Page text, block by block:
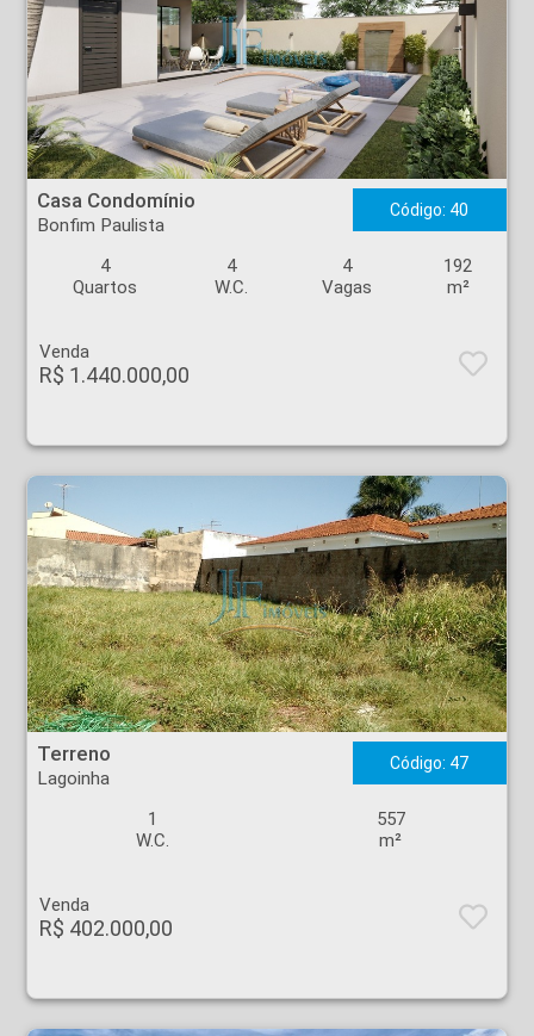
Casa Condomínio - Bonfim Paulista - Ribeirão Preto
Casa Condomínio
Bonfim Paulista
Código: 40
4
Quartos
4
W.C.
4
Vagas
192
m²
Venda
R$ 1.440.000,00
Terreno - Lagoinha - Ribeirão Preto
Terreno
Lagoinha
Código: 47
1
W.C.
557
m²
Venda
R$ 402.000,00